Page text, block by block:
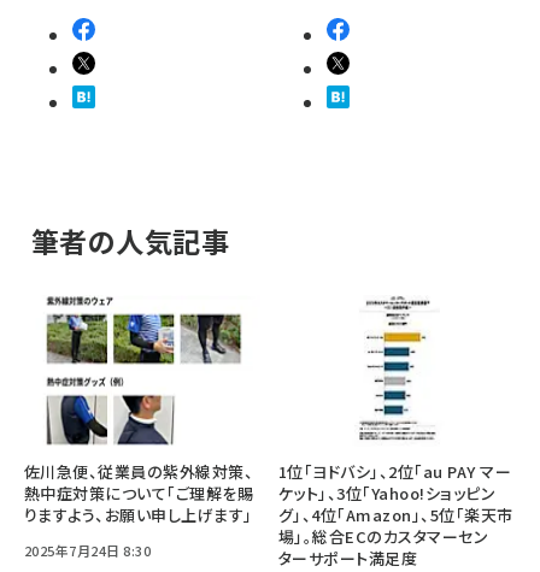
筆者の人気記事
佐川急便、従業員の紫外線対策、
熱中症対策について「ご理解を賜
りますよう、お願い申し上げます」
2025年7月24日 8:30
1位「ヨドバシ」、2位「au PAY マー
ケット」、3位「Yahoo!ショッピン
グ」、4位「Amazon」、5位「楽天市
場」。総合ECのカスタマーセン
ターサポート満足度